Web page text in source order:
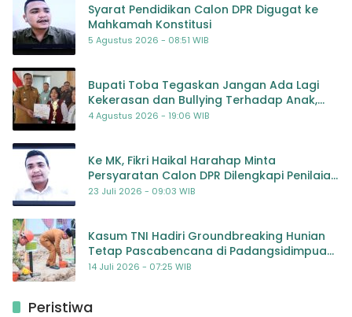
Syarat Pendidikan Calon DPR Digugat ke
Mahkamah Konstitusi
5 Agustus 2026 - 08:51 WIB
Bupati Toba Tegaskan Jangan Ada Lagi
Kekerasan dan Bullying Terhadap Anak,
Dorong Kolaborasi Seluruh Pihak
4 Agustus 2026 - 19:06 WIB
Ke MK, Fikri Haikal Harahap Minta
Persyaratan Calon DPR Dilengkapi Penilaian
Kompetensi
23 Juli 2026 - 09:03 WIB
Kasum TNI Hadiri Groundbreaking Hunian
Tetap Pascabencana di Padangsidimpuan,
Harapan Baru bagi Penyintas
14 Juli 2026 - 07:25 WIB
Peristiwa